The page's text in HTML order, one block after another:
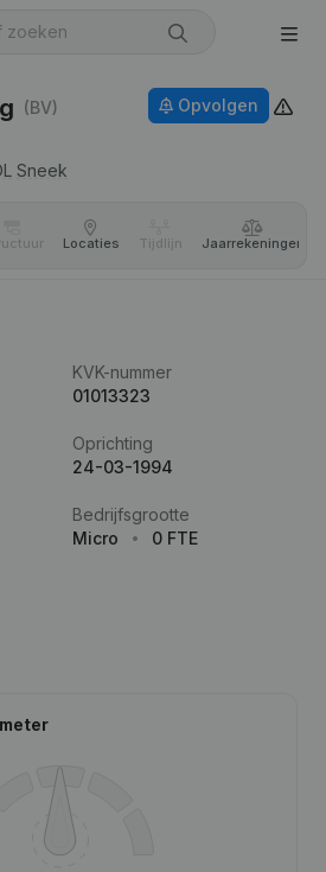
(BV)
Sneek
Opvolgen
Locaties Tijdlijn Jaar­rekeningen
KVK-nummer
01013323
Oprichting
24-03-1994
Bedrijfsgrootte
Micro
0 FTE